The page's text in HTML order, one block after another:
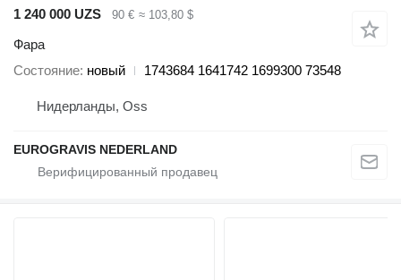
1 240 000 UZS
90 € ≈ 103,80 $
Фара
Состояние новый 1743684 1641742 1699300 73548
Нидерланды, Oss
EUROGRAVIS NEDERLAND